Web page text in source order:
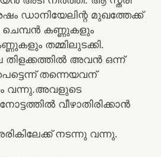
ഡാനിയേലിന്റ മുഖത്തേക്ക്
കണ്ണുകളും
തമ്മിലുടക്കി.
അവൻ ഒന്ന്
തന്നെയവന്
വന്നു.അവളുടെ
വീഴാതിരിക്കാൻ
നടന്നു വന്നു.